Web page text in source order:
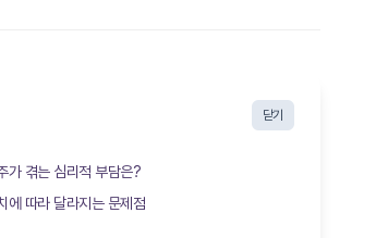
닫기
가 겪는 심리적 부담은?
에 따라 달라지는 문제점